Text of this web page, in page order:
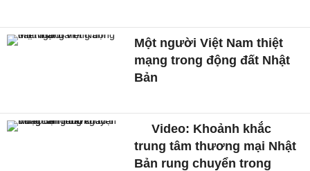
Một người Việt Nam thiệt
mạng trong động đất Nhật
Bản
Video: Khoảnh khắc
trung tâm thương mại Nhật
Bản rung chuyển trong